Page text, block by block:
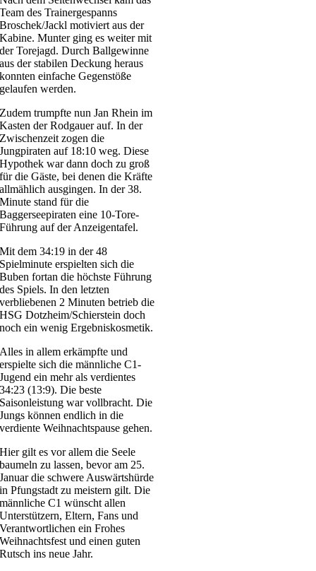
Team des Trainergespanns
Broschek/Jackl motiviert aus der
Kabine. Munter ging es weiter mit
der Torejagd. Durch Ballgewinne
aus der stabilen Deckung heraus
konnten einfache Gegenstöße
gelaufen werden.
Zudem trumpfte nun Jan Rhein im
Kasten der Rodgauer auf. In der
Zwischenzeit zogen die
Jungpiraten auf 18:10 weg. Diese
Hypothek war dann doch zu groß
für die Gäste, bei denen die Kräfte
allmählich ausgingen. In der 38.
Minute stand für die
Baggerseepiraten eine 10-Tore-
Führung auf der Anzeigentafel.
Mit dem 34:19 in der 48
Spielminute erspielten sich die
Buben fortan die höchste Führung
des Spiels. In den letzten
verbliebenen 2 Minuten betrieb die
HSG Dotzheim/Schierstein doch
noch ein wenig Ergebniskosmetik.
Alles in allem erkämpfte und
erspielte sich die männliche C1-
Jugend ein mehr als verdientes
34:23 (13:9). Die beste
Saisonleistung war vollbracht. Die
Jungs können endlich in die
verdiente Weihnachtspause gehen.
Hier gilt es vor allem die Seele
baumeln zu lassen, bevor am 25.
Januar die schwere Auswärtshürde
in Pfungstadt zu meistern gilt. Die
männliche C1 wünscht allen
Unterstützern, Eltern, Fans und
Verantwortlichen ein Frohes
Weihnachtsfest und einen guten
Rutsch ins neue Jahr.